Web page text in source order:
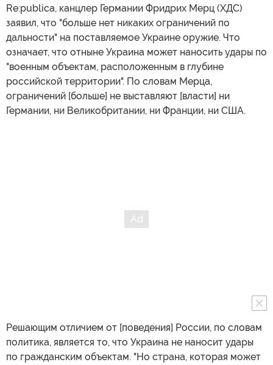
Re:publica, канцлер Германии Фридрих Мерц (ХДС)
заявил, что "больше нет никаких ограничений по
дальности" на поставляемое Украине оружие. Что
означает, что отныне Украина может наносить удары по
"военным объектам, расположенным в глубине
российской территории". По словам Мерца,
ограничений [больше] не выставляют [власти] ни
Германии, ни Великобритании, ни Франции, ни США.
Решающим отличием от [поведения] России, по словам
политика, является то, что Украина не наносит удары
по гражданским объектам. "Но страна, которая может